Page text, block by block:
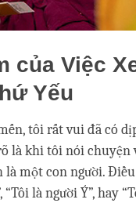
của Việc
Yếu
tôi rất vui đã có
là khi tôi nói chuyện
một con người.
“Tôi là người Ý”, hay